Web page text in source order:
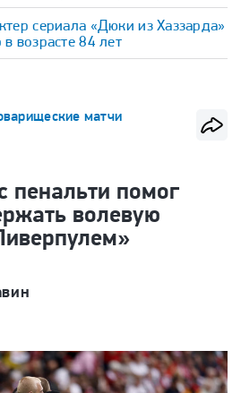
сериала «Дюки из Хаззарда»
возрасте 84 лет
матчи
пенальти помог
волевую